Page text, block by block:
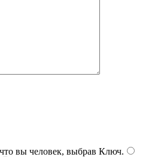
вы человек, выбрав Ключ.